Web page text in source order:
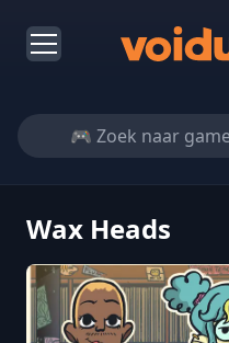
Wax Heads